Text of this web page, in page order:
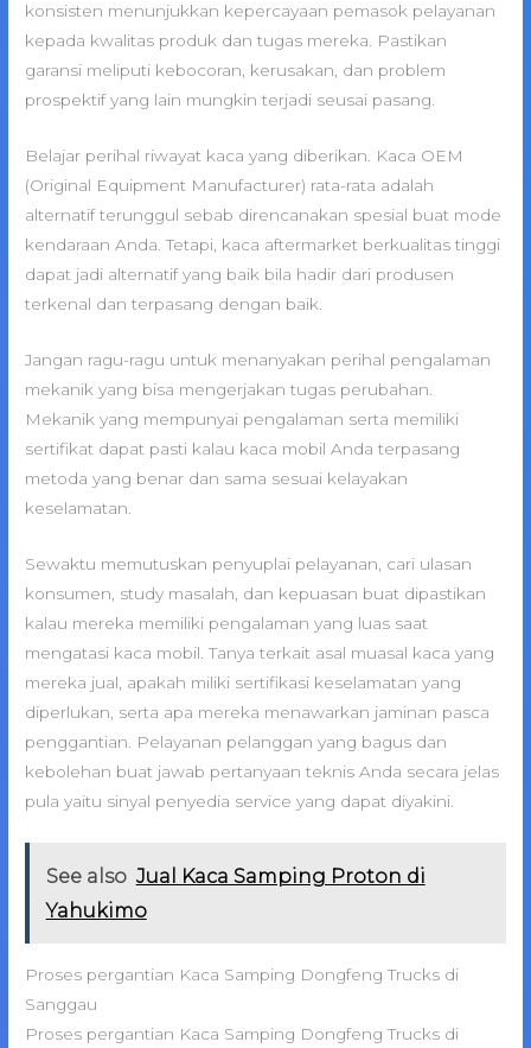
konsisten menunjukkan kepercayaan pemasok pelayanan
kepada kwalitas produk dan tugas mereka. Pastikan
garansi meliputi kebocoran, kerusakan, dan problem
prospektif yang lain mungkin terjadi seusai pasang.
Belajar perihal riwayat kaca yang diberikan. Kaca OEM
(Original Equipment Manufacturer) rata-rata adalah
alternatif terunggul sebab direncanakan spesial buat mode
kendaraan Anda. Tetapi, kaca aftermarket berkualitas tinggi
dapat jadi alternatif yang baik bila hadir dari produsen
terkenal dan terpasang dengan baik.
Jangan ragu-ragu untuk menanyakan perihal pengalaman
mekanik yang bisa mengerjakan tugas perubahan.
Mekanik yang mempunyai pengalaman serta memiliki
sertifikat dapat pasti kalau kaca mobil Anda terpasang
metoda yang benar dan sama sesuai kelayakan
keselamatan.
Sewaktu memutuskan penyuplai pelayanan, cari ulasan
konsumen, study masalah, dan kepuasan buat dipastikan
kalau mereka memiliki pengalaman yang luas saat
mengatasi kaca mobil. Tanya terkait asal muasal kaca yang
mereka jual, apakah miliki sertifikasi keselamatan yang
diperlukan, serta apa mereka menawarkan jaminan pasca
penggantian. Pelayanan pelanggan yang bagus dan
kebolehan buat jawab pertanyaan teknis Anda secara jelas
pula yaitu sinyal penyedia service yang dapat diyakini.
See also Jual Kaca Samping Proton di
Yahukimo
Proses pergantian Kaca Samping Dongfeng Trucks di
Sanggau
Proses pergantian Kaca Samping Dongfeng Trucks di